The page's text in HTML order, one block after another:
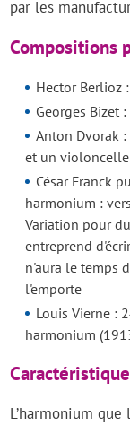
par les
Compositions
Hector Berlioz
Georges Bizet
Anton Dvorak
et un violoncelle
César Franck
harmonium :
Variation pour
entreprend
n'aura le temps
l'emporte
Louis Vierne :
harmonium
L’harmonium